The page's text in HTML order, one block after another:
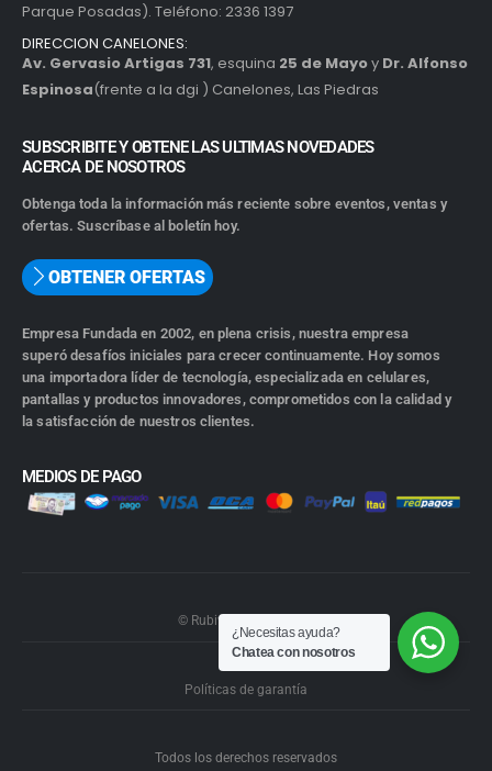
Parque Posadas). Teléfono: 2336 1397
DIRECCION CANELONES:
Av. Gervasio Artigas 731, esquina 25 de Mayoy Dr. Alfonso
Espinosa(frente a la dgi ) Canelones, Las Piedras
SUBSCRIBITE Y OBTENE LAS ULTIMAS NOVEDADES
ACERCA DE NOSOTROS
Obtenga toda la información más reciente sobre eventos, ventas y
ofertas. Suscríbase al boletín hoy.
OBTENER OFERTAS
Empresa Fundada en 2002, en plena crisis, nuestra empresa
superó desafíos iniciales para crecer continuamente. Hoy somos
una importadora líder de tecnología, especializada en celulares,
pantallas y productos innovadores, comprometidos con la calidad y
la satisfacción de nuestros clientes.
MEDIOS DE PAGO
© Rubiwebs.com 2026.
Políticas de garantía
Todos los derechos reservados
¿Necesitas ayuda?
Chatea con nosotros